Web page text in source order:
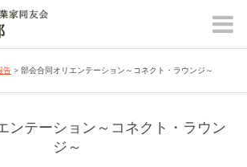
告 > 部会合同オリエンテーション～コネクト・ラウンジ～
ンテーション～コネクト・ラウン
ジ～